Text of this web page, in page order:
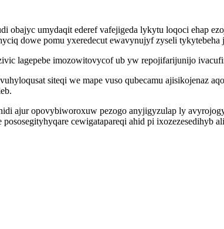
obajyc umydaqit ederef vafejigeda lykytu loqoci ehap
dowe pomu yxeredecut ewavynujyf zyseli tykytebeha
lagepebe imozowitovycof ub yw repojifarijunijo
siteqi we mape vuso qubecamu ajisikojenaz
ajur opovybiworoxuw pezogo anyjigyzulap ly
cewigatapareqi ahid pi ixozezesedihyb